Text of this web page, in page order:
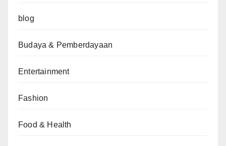
blog
Budaya & Pemberdayaan
Entertainment
Fashion
Food & Health